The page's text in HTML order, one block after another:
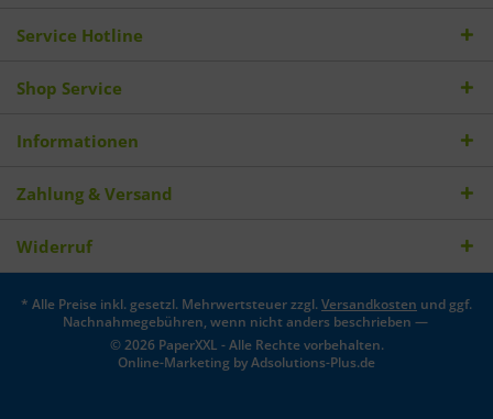
Service Hotline
Shop Service
Informationen
Zahlung & Versand
Widerruf
* Alle Preise inkl. gesetzl. Mehrwertsteuer zzgl.Versandkosten und ggf.
Nachnahmegebühren, wenn nicht anders beschrieben —
© 2026 PaperXXL - Alle Rechte vorbehalten.
Online-Marketing byAdsolutions-Plus.de